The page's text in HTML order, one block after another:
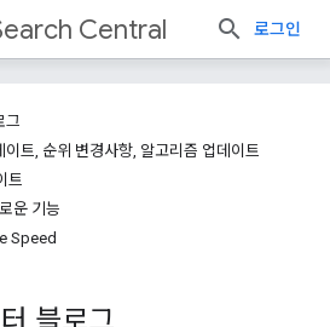
Central 로그인
그
트, 순위 변경사항, 알고리즘 업데이트
트
운 기능
Speed